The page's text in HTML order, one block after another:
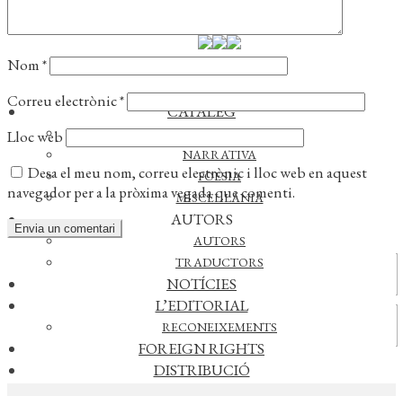
CATÀLEG
ASSAIG
NARRATIVA
POESIA
MISCEL·LÀNIA
AUTORS
AUTORS
TRADUCTORS
NOTÍCIES
L’EDITORIAL
RECONEIXEMENTS
FOREIGN RIGHTS
DISTRIBUCIÓ
Nom*
Correu electrònic*
Lloc web
Desa el meu nom, correu electrònic i lloc web en aquest
navegador per a la pròxima vegada que comenti.
Actualitat
Vídeos
CERCAR NOTÍCIES